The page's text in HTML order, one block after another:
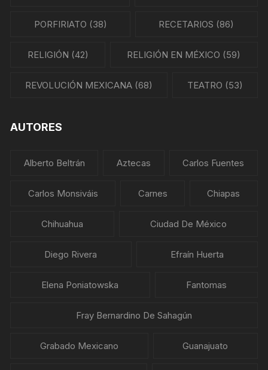
PORFIRIATO (38) RECETARIOS (86)
RELIGIÓN (42) RELIGIÓN EN MÉXICO (59)
REVOLUCIÓN MEXICANA (68) TEATRO (53)
AUTORES
Alberto Beltrán Aztecas Carlos Fuentes
Carlos Monsiváis Carnes Chiapas
Chihuahua Ciudad De México
Diego Rivera Efraín Huerta
Elena Poniatowska Fantomas
Fray Bernardino De Sahagún
Grabado Mexicano Guanajuato